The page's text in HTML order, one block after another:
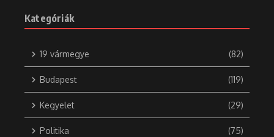
Kategóriák
19 vármegye (82)
Budapest (119)
Kegyelet (29)
Politika (75)